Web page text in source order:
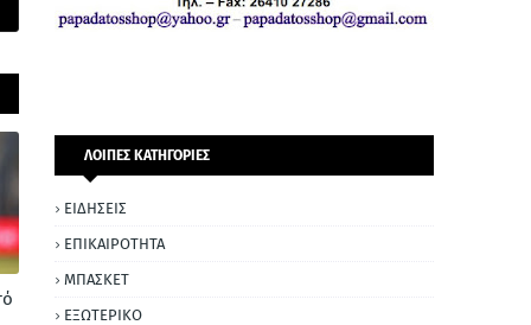
ΛΟΙΠΕΣ ΚΑΤΗΓΟΡΙΕΣ
ΕΙΔΗΣΕΙΣ
ΕΠΙΚΑΙΡΟΤΗΤΑ
ΜΠΑΣΚΕΤ
ΕΞΩΤΕΡΙΚΟ